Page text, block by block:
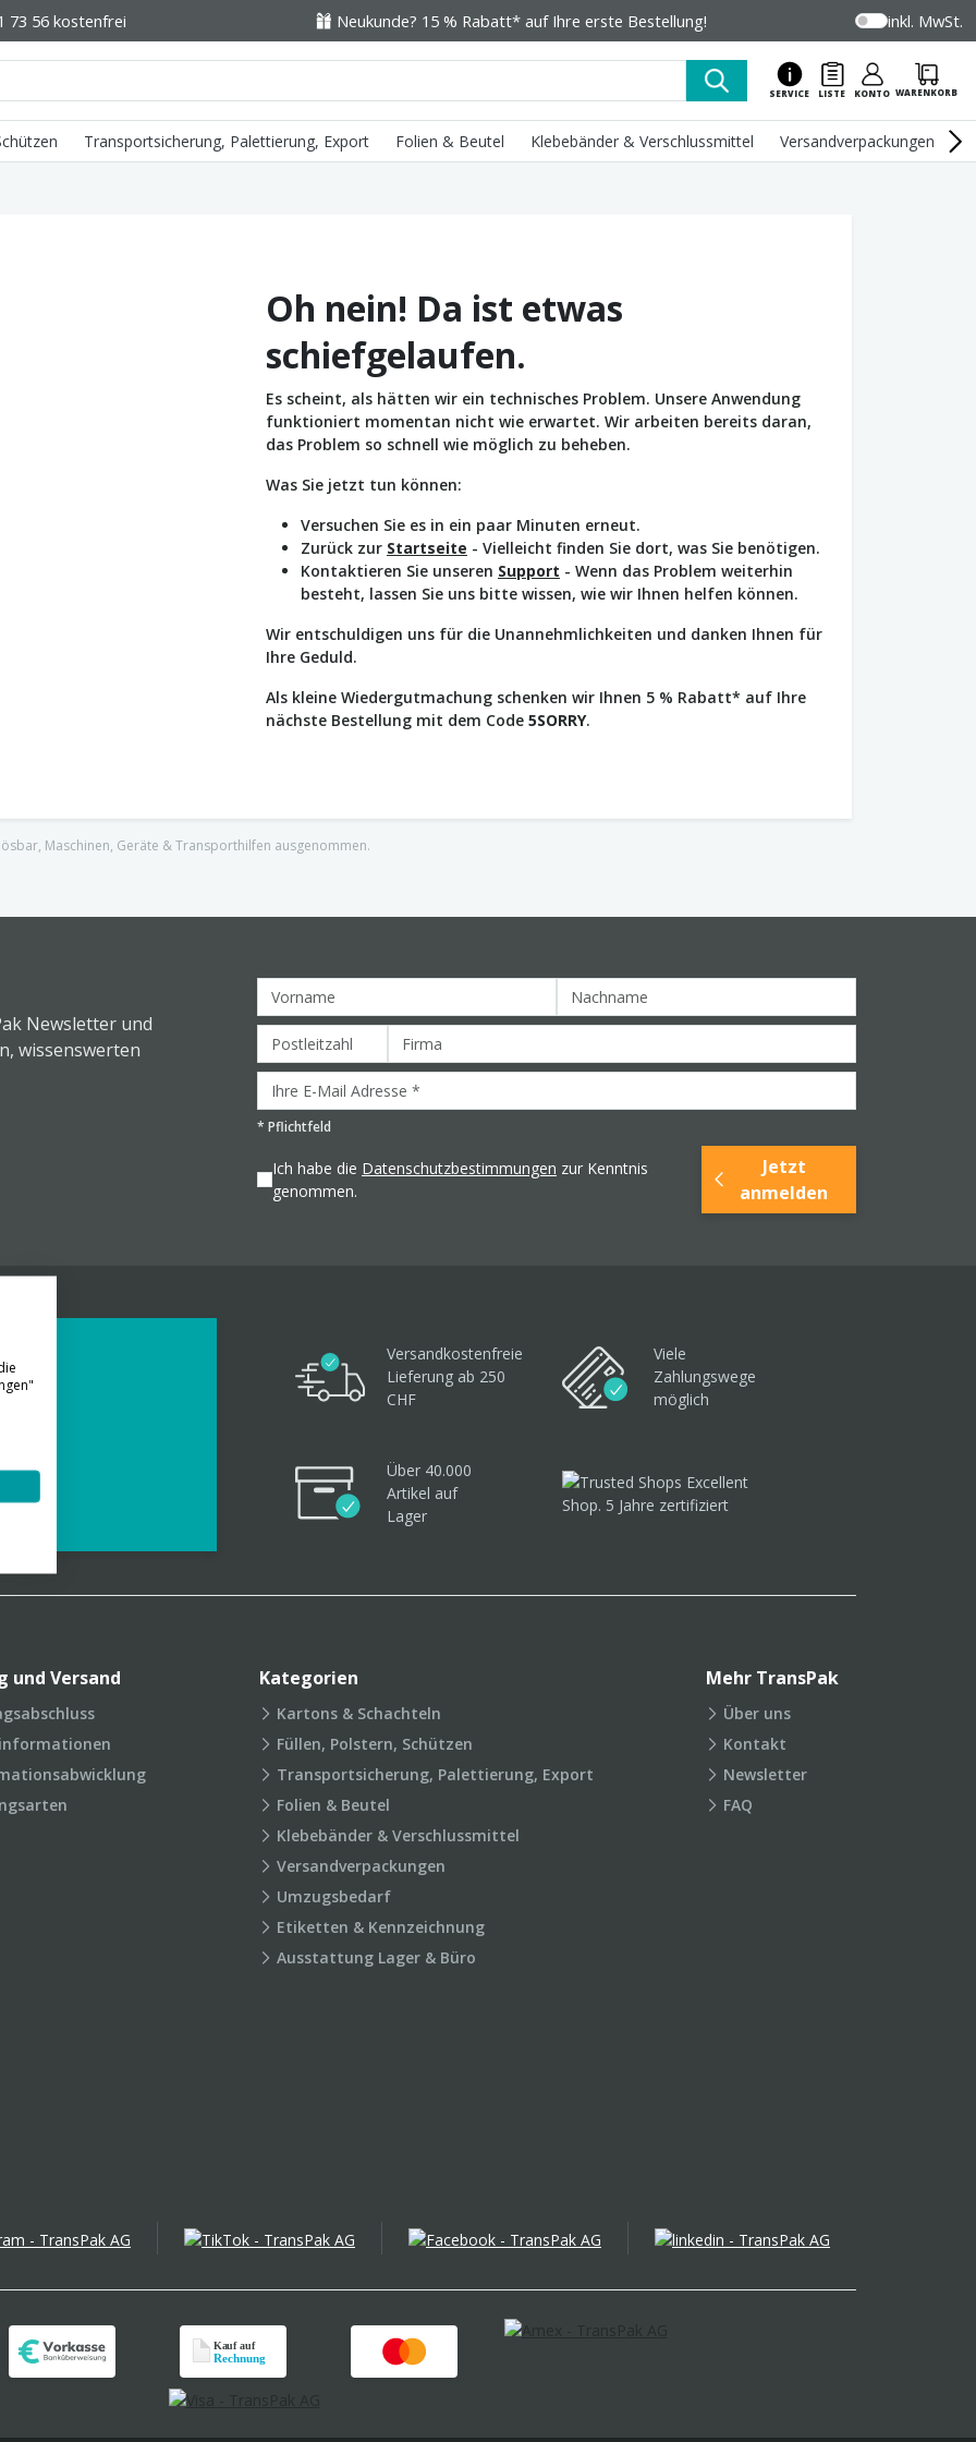
73 56 kostenfrei Neukunde? 15 % Rabatt* auf Ihre erste Bestellung! inkl. MwSt.
SERVICE LISTE KONTO WARENKORB
Transportsicherung, Palettierung, Export Folien & Beutel Klebebänder & Verschlussmittel Versandverpackungen
Oh nein! Da ist etwas
schiefgelaufen.
Es scheint, als hätten wir ein technisches Problem. Unsere Anwendung
funktioniert momentan nicht wie erwartet. Wir arbeiten bereits daran,
das Problem so schnell wie möglich zu beheben.
Was Sie jetzt tun können:
Versuchen Sie es in ein paar Minuten erneut.
Zurück zur Startseite - Vielleicht finden Sie dort, was Sie benötigen.
Kontaktieren Sie unseren Support - Wenn das Problem weiterhin
besteht, lassen Sie uns bitte wissen, wie wir Ihnen helfen können.
Wir entschuldigen uns für die Unannehmlichkeiten und danken Ihnen für
Ihre Geduld.
Als kleine Wiedergutmachung schenken wir Ihnen 5 % Rabatt* auf Ihre
nächste Bestellung mit dem Code 5SORRY.
Maschinen, Geräte & Transporthilfen ausgenommen.
Newsletter und
wissenswerten
* Pflichtfeld
Ich habe die Datenschutzbestimmungen zur Kenntnis
genommen.
Jetzt
anmelden
Versandkostenfreie
Lieferung ab 250
CHF
Viele
Zahlungswege
möglich
Über 40.000
Artikel auf
Lager
und Versand Kategorien
Kartons & Schachteln
Füllen, Polstern, Schützen
Transportsicherung, Palettierung, Export
Folien & Beutel
Klebebänder & Verschlussmittel
Versandverpackungen
Umzugsbedarf
Etiketten & Kennzeichnung
Ausstattung Lager & Büro
Mehr TransPak
Über uns
Kontakt
Newsletter
FAQ